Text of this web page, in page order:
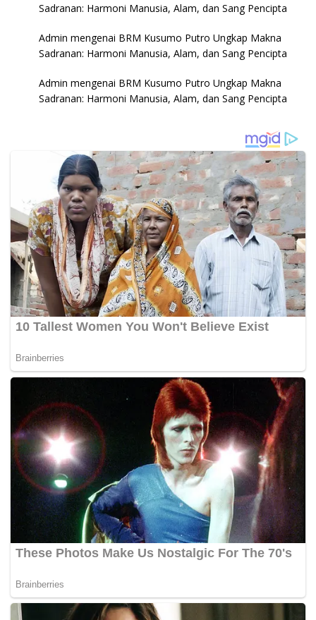
Sadranan: Harmoni Manusia, Alam, dan Sang Pencipta
Admin mengenai BRM Kusumo Putro Ungkap Makna
Sadranan: Harmoni Manusia, Alam, dan Sang Pencipta
Admin mengenai BRM Kusumo Putro Ungkap Makna
Sadranan: Harmoni Manusia, Alam, dan Sang Pencipta